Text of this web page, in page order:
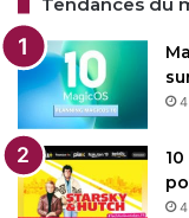
[The Underdogs:
Restez
Suivez-nous